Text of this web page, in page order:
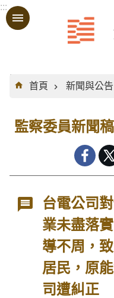
跳到主要內容區塊
:::
:::
首頁
新聞與公告
監察委員新聞稿
台電公司
業未盡落
導不周，
居民，原
司遭糾正